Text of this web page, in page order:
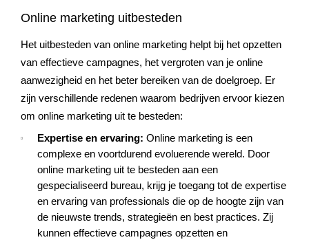
Online marketing uitbesteden
Het uitbesteden van online marketing helpt bij het opzetten
van effectieve campagnes, het vergroten van je online
aanwezigheid en het beter bereiken van de doelgroep. Er
zijn verschillende redenen waarom bedrijven ervoor kiezen
om online marketing uit te besteden:
Expertise en ervaring: Online marketing is een
complexe en voortdurend evoluerende wereld. Door
online marketing uit te besteden aan een
gespecialiseerd bureau, krijg je toegang tot de expertise
en ervaring van professionals die op de hoogte zijn van
de nieuwste trends, strategieën en best practices. Zij
kunnen effectieve campagnes opzetten en